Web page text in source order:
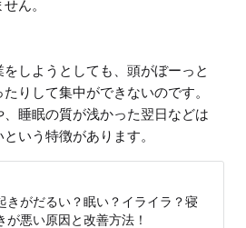
ん。
しようとしても、頭がぼーっと
りして集中ができないのです。
睡眠の質が浅かった翌日などは
いう特徴があります。
きがだるい？眠い？イライラ？寝
が悪い原因と改善方法！